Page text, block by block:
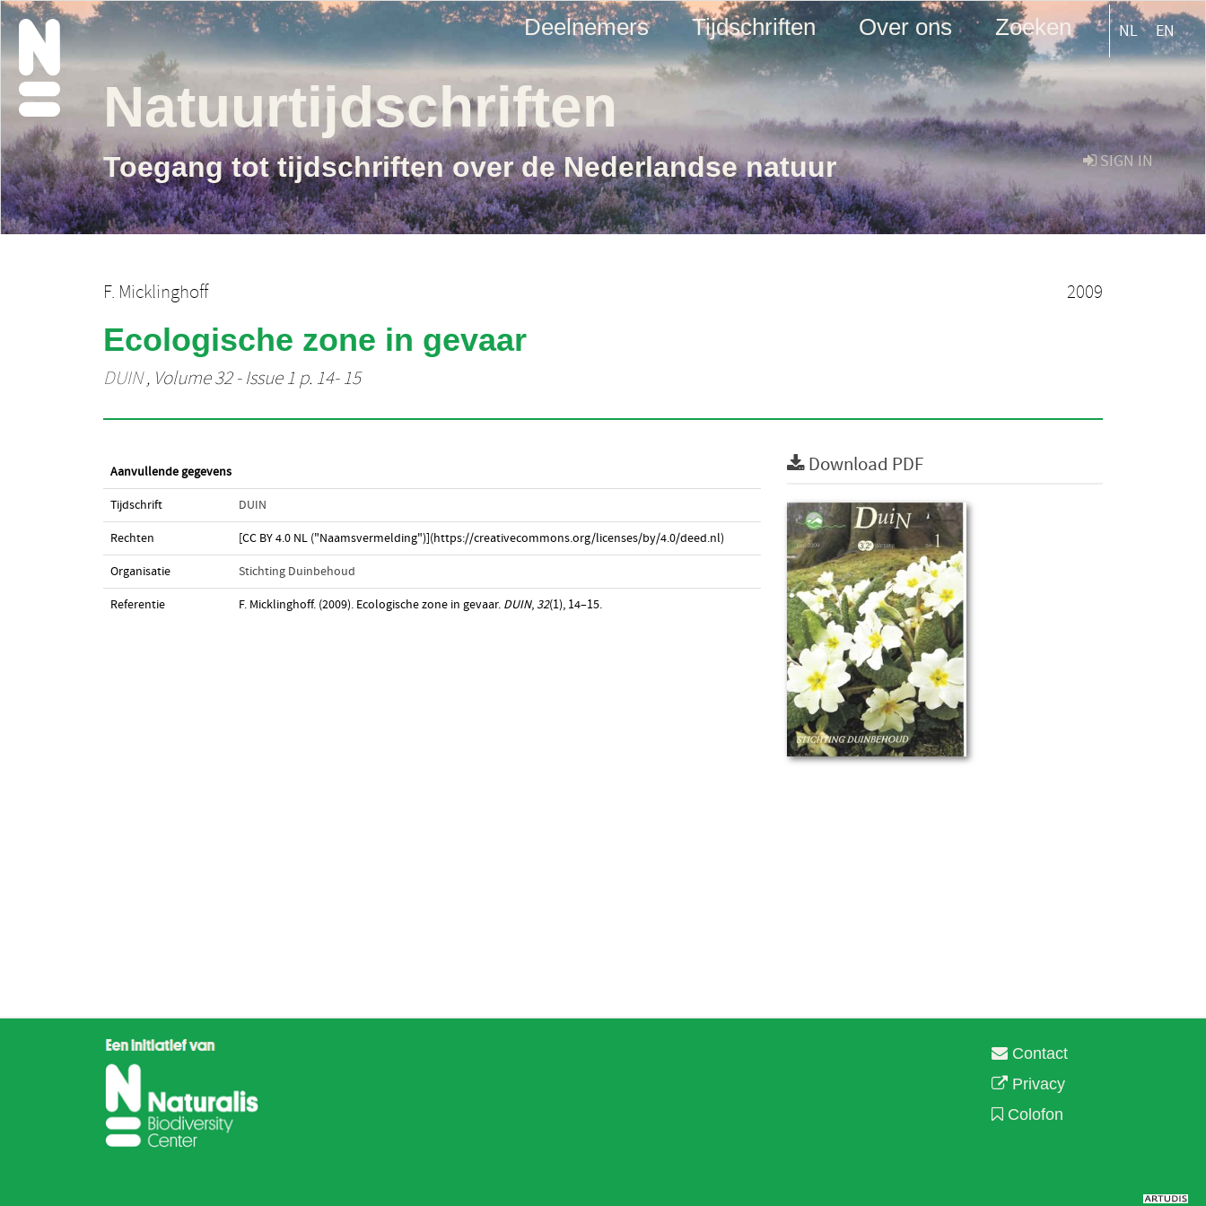
Deelnemers Tijdschriften Over ons Zoeken NL EN
SIGN IN
Natuurtijdschriften
Toegang tot tijdschriften over de Nederlandse natuur
F. Micklinghoff 2009
Ecologische zone in gevaar
DUIN, Volume 32 - Issue 1 p. 14- 15
Aanvullende gegevens
Tijdschrift DUIN
Rechten [CC BY 4.0 NL ("Naamsvermelding")](https://creativecommons.org/licenses/by/4.0/deed.nl)
Organisatie Stichting Duinbehoud
Referentie F. Micklinghoff. (2009). Ecologische zone in gevaar. DUIN, 32(1), 14–15.
Download PDF
Contact
Privacy
Colofon